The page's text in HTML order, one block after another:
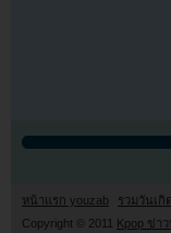
หน้าแรก youzab รวมวันเกิ
Copyright © 2011 Kpop ข่า